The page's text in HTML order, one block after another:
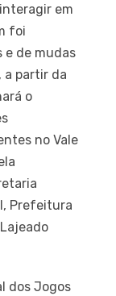
em
foi
e de mudas
a partir da
o
no Vale
Prefeitura
dos Jogos